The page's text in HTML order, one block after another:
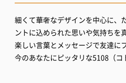
細くて華奢なデザインを中心に、
ントに込められた思いや気持ちを
楽しい言葉とメッセージで友達に
今のあなたにピッタリな5108（コ